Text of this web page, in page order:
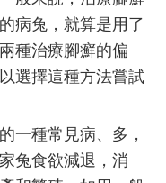
病兔，就算是用了
種治療腳癬的偏
選擇這種方法嘗試
一種常見病、多，
兔食欲減退，消